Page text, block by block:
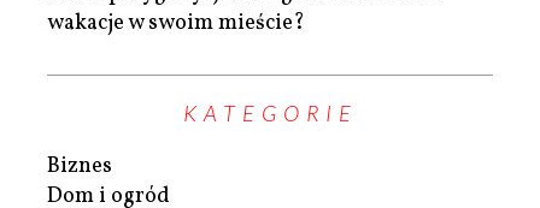
wakacje w swoim mieście?
KATEGORIE
Biznes
Dom i ogród